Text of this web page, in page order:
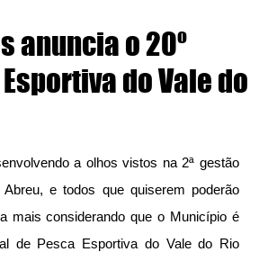
anuncia o 20º
do Vale do
a olhos vistos na 2ª gestão
e todos que quiserem poderão
mais considerando que o Município é
de Pesca Esportiva do Vale do Rio